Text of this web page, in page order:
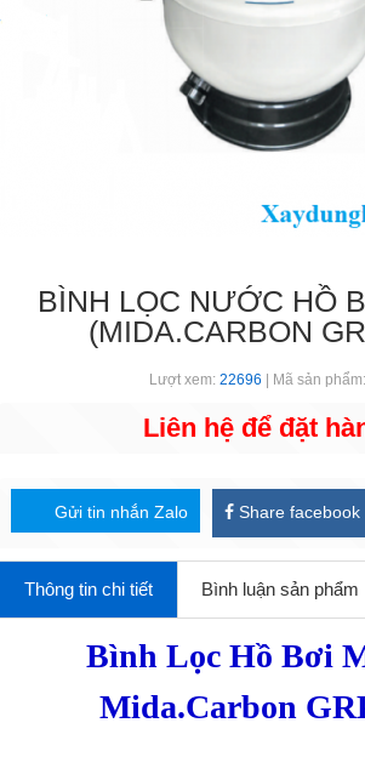
BÌNH LỌC NƯỚC HỒ
(MIDA.CARBON
Lượt xem: 22696 | Mã sản phẩm:
Liên hệ để đặt
Gửi tin nhắn Zalo Share facebook
Thông tin chi tiết Bình luận sản phẩm
Bình Lọc Hồ Bơi
Mida.Carbon